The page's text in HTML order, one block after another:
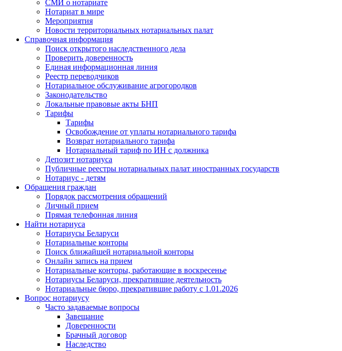
СМИ о нотариате
Нотариат в мире
Мероприятия
Новости территориальных нотариальных палат
Справочная информация
Поиск открытого наследственного дела
Проверить доверенность
Единая информационная линия
Реестр переводчиков
Нотариальное обслуживание агрогородков
Законодательство
Локальные правовые акты БНП
Тарифы
Тарифы
Освобождение от уплаты нотариального тарифа
Возврат нотариального тарифа
Нотариальный тариф по ИН с должника
Депозит нотариуса
Публичные реестры нотариальных палат иностранных государств
Нотариус - детям
Обращения граждан
Порядок рассмотрения обращений
Личный прием
Прямая телефонная линия
Найти нотариуса
Нотариусы Беларуси
Нотариальные конторы
Поиск ближайшей нотариальной конторы
Онлайн запись на прием
Нотариальные конторы, работающие в воскресенье
Нотариусы Беларуси, прекратившие деятельность
Нотариальные бюро, прекратившие работу с 1.01.2026
Вопрос нотариусу
Часто задаваемые вопросы
Завещание
Доверенности
Брачный договор
Наследство